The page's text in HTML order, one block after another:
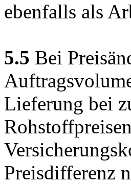
ebenfalls als
5.5 Bei
Lieferung bei
Preisdifferenz